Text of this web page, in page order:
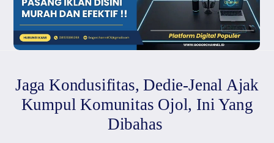
Jaga Kondusifitas, Dedie-Jenal Ajak
Kumpul Komunitas Ojol, Ini Yang
Dibahas